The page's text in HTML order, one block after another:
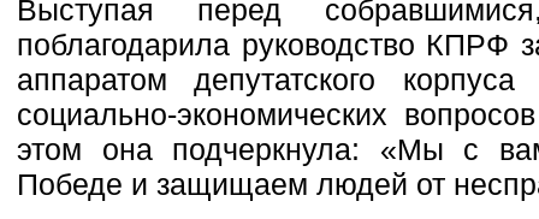
Выступая перед
поблагодарила руководство КПРФ
аппаратом депутатского
социально-экономических
этом она подчеркнула: «Мы с
Победе и защищаем людей от